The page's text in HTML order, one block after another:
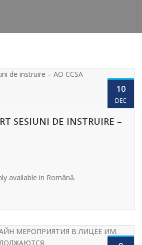
10
DEC
SESIUNI DE INSTRUIRE –
available in Română.